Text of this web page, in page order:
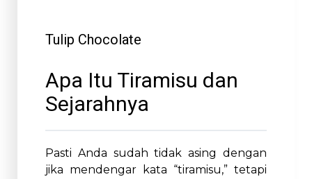
Tulip Chocolate
Apa Itu Tiramisu dan
Sejarahnya
Pasti Anda sudah tidak asing dengan
jika mendengar kata “tiramisu,” tetapi